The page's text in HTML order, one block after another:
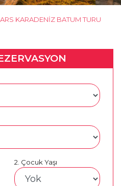
KARADENİZ BATUM TURU
2. Çocuk Yaşı